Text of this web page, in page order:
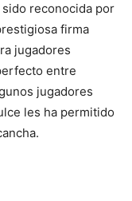
sido reconocida por
firma
jugadores
entre
jugadores
les ha permitido